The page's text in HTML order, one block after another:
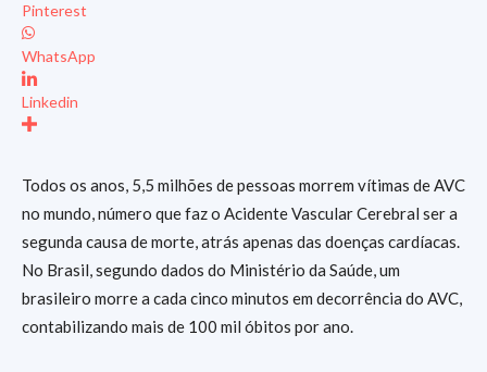
Pinterest
WhatsApp
Linkedin
Todos os anos, 5,5 milhões de pessoas morrem vítimas de AVC
no mundo, número que faz o Acidente Vascular Cerebral ser a
segunda causa de morte, atrás apenas das doenças cardíacas.
No Brasil, segundo dados do Ministério da Saúde, um
brasileiro morre a cada cinco minutos em decorrência do AVC,
contabilizando mais de 100 mil óbitos por ano.